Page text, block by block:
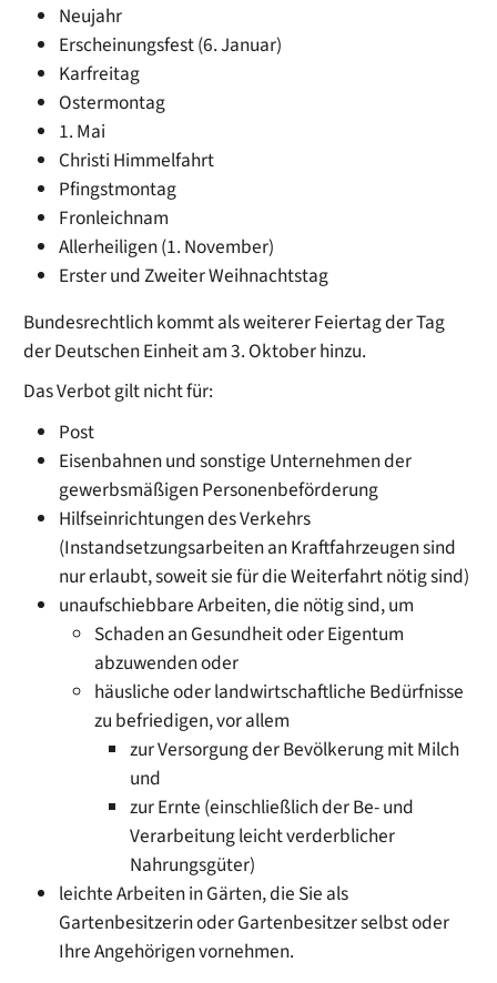
Neujahr
Erscheinungsfest (6. Januar)
Karfreitag
Ostermontag
1. Mai
Christi Himmelfahrt
Pfingstmontag
Fronleichnam
Allerheiligen (1. November)
Erster und Zweiter Weihnachtstag
Bundesrechtlich kommt als weiterer Feiertag der Tag
der Deutschen Einheit am 3. Oktober hinzu.
Das Verbot gilt nicht für:
Post
Eisenbahnen und sonstige Unternehmen der
gewerbsmäßigen Personenbeförderung
Hilfseinrichtungen des Verkehrs
(Instandsetzungsarbeiten an Kraftfahrzeugen sind
nur erlaubt, soweit sie für die Weiterfahrt nötig sind)
unaufschiebbare Arbeiten, die nötig sind, um
Schaden an Gesundheit oder Eigentum
abzuwenden oder
häusliche oder landwirtschaftliche Bedürfnisse
zu befriedigen, vor allem
zur Versorgung der Bevölkerung mit Milch
und
zur Ernte (einschließlich der Be- und
Verarbeitung leicht verderblicher
Nahrungsgüter)
leichte Arbeiten in Gärten, die Sie als
Gartenbesitzerin oder Gartenbesitzer selbst oder
Ihre Angehörigen vornehmen.